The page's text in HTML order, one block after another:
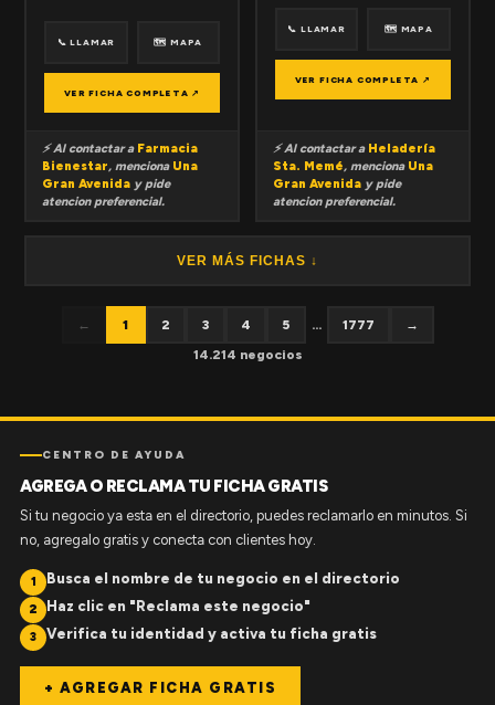
📞 LLAMAR 🗺 MAPA
VER FICHA COMPLETA ↗
⚡ Al contactar a Farmacia
Bienestar, menciona Una
Gran Avenida y pide
atencion preferencial.
📞 LLAMAR 🗺 MAPA
VER FICHA COMPLETA ↗
⚡ Al contactar a Heladería
Sta. Memé, menciona Una
Gran Avenida y pide
atencion preferencial.
VER MÁS FICHAS ↓
← 1 2 3 4 5 ... 1777
→
14.214 negocios
CENTRO DE AYUDA
AGREGA O RECLAMA TU FICHA GRATIS
Si tu negocio ya esta en el directorio, puedes reclamarlo en minutos. Si
no, agregalo gratis y conecta con clientes hoy.
1 Busca el nombre de tu negocio en el directorio
2 Haz clic en "Reclama este negocio"
3 Verifica tu identidad y activa tu ficha gratis
+ AGREGAR FICHA GRATIS